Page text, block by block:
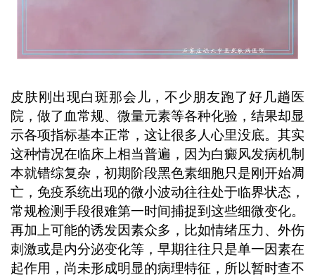
皮肤刚出现白斑那会儿，不少朋友跑了好几趟医
院，做了血常规、微量元素等各种化验，结果却显
示各项指标基本正常，这让很多人心里没底。其实
这种情况在临床上相当普遍，因为白癜风发病机制
本就错综复杂，初期阶段黑色素细胞只是刚开始凋
亡，免疫系统出现的微小波动往往处于临界状态，
常规检测手段很难第一时间捕捉到这些细微变化。
再加上可能的诱发因素众多，比如情绪压力、外伤
刺激或是内分泌变化等，早期往往只是单一因素在
起作用，尚未形成明显的病理特征，所以暂时查不